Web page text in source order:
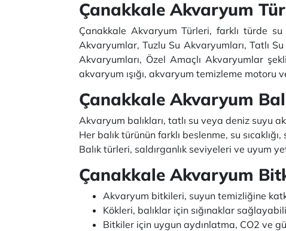
Çanakkale Akvaryum
Çanakkale Akvaryum Türleri, farklı türde su
Akvaryumlar, Tuzlu Su Akvaryumları, Tatlı
Akvaryumları, Özel Amaçlı Akvaryumlar
akvaryum ışığı, akvaryum temizleme motoru
Çanakkale Akvaryum
Akvaryum balıkları, tatlı su veya deniz suyu
Her balık türünün farklı beslenme, su
Balık türleri, saldırganlık seviyeleri ve uyum
Çanakkale Akvaryum
Akvaryum bitkileri, suyun temizliğine
Kökleri, balıklar için sığınaklar
Bitkiler için uygun aydınlatma, CO2 ve